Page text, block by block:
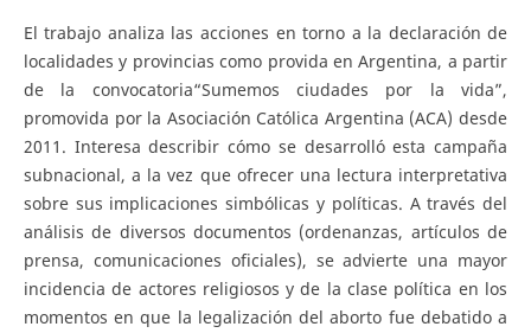
El trabajo analiza las acciones en torno a la declaración de
localidades y provincias como provida en Argentina, a partir
de la convocatoria“Sumemos ciudades por la vida”,
promovida por la Asociación Católica Argentina (ACA) desde
2011. Interesa describir cómo se desarrolló esta campaña
subnacional, a la vez que ofrecer una lectura interpretativa
sobre sus implicaciones simbólicas y políticas. A través del
análisis de diversos documentos (ordenanzas, artículos de
prensa, comunicaciones oficiales), se advierte una mayor
incidencia de actores religiosos y de la clase política en los
momentos en que la legalización del aborto fue debatido a